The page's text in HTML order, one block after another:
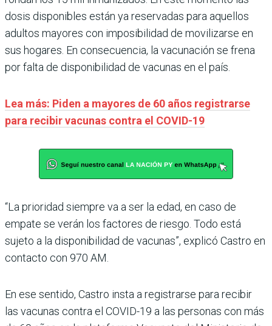
dosis disponibles están ya reservadas para aquellos
adultos mayores con imposibilidad de movilizarse en
sus hogares. En consecuencia, la vacunación se frena
por falta de disponibilidad de vacunas en el país.
Lea más: Piden a mayores de 60 años registrarse
para recibir vacunas contra el COVID-19
“La prioridad siempre va a ser la edad, en caso de
empate se verán los factores de riesgo. Todo está
sujeto a la disponibilidad de vacunas”, explicó Castro en
contacto con 970 AM.
En ese sentido, Castro insta a registrarse para recibir
las vacunas contra el COVID-19 a las personas con más